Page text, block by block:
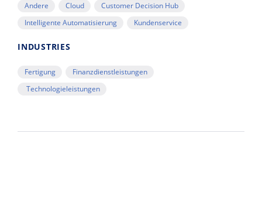
Andere Cloud
Customer Decision Hub
Intelligente Automatisierung
Kundenservice
INDUSTRIES
Fertigung
Finanzdienstleistungen
Technologieleistungen